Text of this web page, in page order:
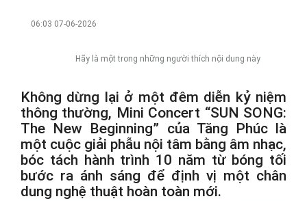
06:03 07-06-2026
Hãy là một trong những người thích nội dung này
Không dừng lại ở một đêm diễn kỷ niệm
thông thường, Mini Concert “SUN SONG:
The New Beginning” của Tăng Phúc là
một cuộc giải phẫu nội tâm bằng âm nhạc,
bóc tách hành trình 10 năm từ bóng tối
bước ra ánh sáng để định vị một chân
dung nghệ thuật hoàn toàn mới.